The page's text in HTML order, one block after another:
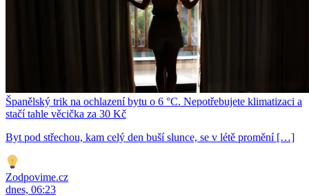
Španělský trik na ochlazení bytu o 6 °C. Nepotřebujete klimatizaci a
stačí tahle věcička za 30 Kč
Byt pod střechou, kam celý den buší slunce, se v létě promění […]
Zodpovime.cz
dnes, 06:23